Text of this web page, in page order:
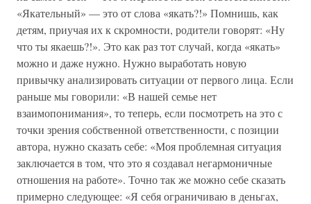
«Якательный» — это от слова «якать?!» Помнишь, как
детям, приучая их к скромности, родители говорят: «Ну
что ты якаешь?!». Это как раз тот случай, когда «якать»
можно и даже нужно. Нужно выработать новую
привычку анализировать ситуации от первого лица. Если
раньше мы говорили: «В нашей семье нет
взаимопонимания», то теперь, если посмотреть на это с
точки зрения собственной ответственности, с позиции
автора, нужно сказать себе: «Моя проблемная ситуация
заключается в том, что это я создавал негармоничные
отношения на работе». Точно так же можно себе сказать
примерно следующее: «Я себя ограничиваю в деньгах,